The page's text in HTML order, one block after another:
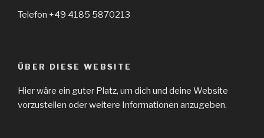
Telefon +49 4185 5870213
ÜBER DIESE WEBSITE
Hier wäre ein guter Platz, um dich und deine Website
vorzustellen oder weitere Informationen anzugeben.